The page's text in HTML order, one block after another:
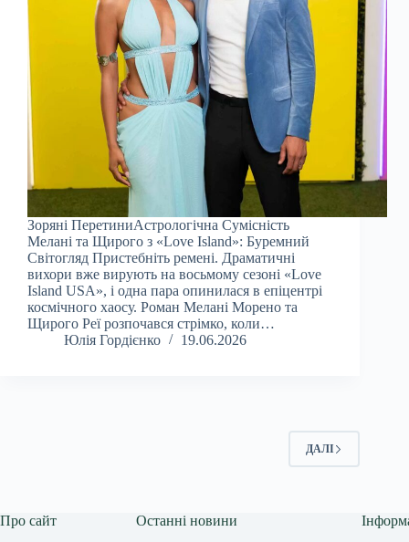
Зоряні ПеретиниАстрологічна Сумісність
Мелані та Щирого з «Love Island»: Буремний
Світогляд Пристебніть ремені. Драматичні
вихори вже вирують на восьмому сезоні «Love
Island USA», і одна пара опинилася в епіцентрі
космічного хаосу. Роман Мелані Морено та
Щирого Реї розпочався стрімко, коли…
Юлія Гордієнко
19.06.2026
ДАЛІ
Про сайт Останні новини